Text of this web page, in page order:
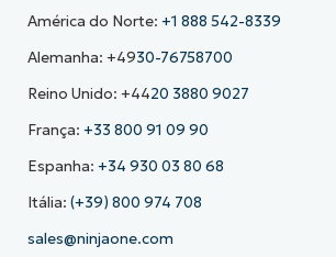
América do Norte: +1 888 542-8339
Alemanha: +4930-76758700
Reino Unido: +4420 3880 9027
França: +33 800 91 09 90
Espanha: +34 930 03 80 68
Itália: (+39) 800 974 708
sales@ninjaone.com